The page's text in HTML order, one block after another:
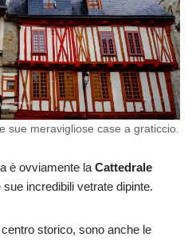
sue meravigliose case a graticcio.
è ovviamente la Cattedrale
sue incredibili vetrate dipinte.
storico, sono anche le